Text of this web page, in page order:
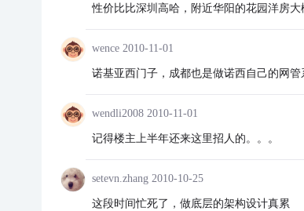
性价比比深圳高哈，附近华阳的花园洋房
wence 2010-11-01
诺基亚西门子，成都也是做诺西自己的网
wendli2008 2010-11-01
记得楼主上半年还来这里招人的。。。
setevn.zhang 2010-10-25
这段时间忙死了，做底层的架构设计真累